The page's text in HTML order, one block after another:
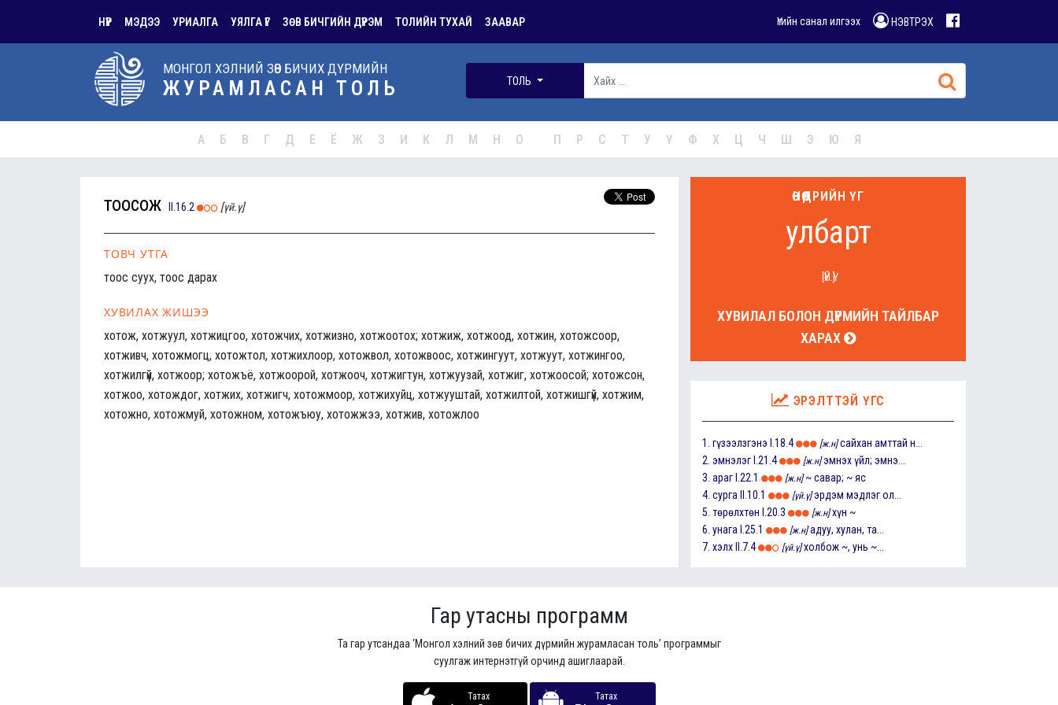
НҮҮР МЭДЭЭ УРИАЛГА УЯЛГА ҮГ ЗӨВ БИЧГИЙН ДҮРЭМ ТОЛИЙН ТУХАЙ ЗААВАР Үгийн санал илгээх НЭВТРЭХ
МОНГОЛ ХЭЛНИЙ ЗӨВ БИЧИХ ДҮРМИЙН
ЖУРАМЛАСАН ТОЛЬ ТОЛЬ
А Б В Г Д Е Ё Ж З И К Л М Н О П Р С Т У Ү Ф Х Ц Ч Ш Э Ю Я
тоосож II.16.2 [үй.ү]
ТОВЧ УТГА
тоос суух, тоос дарах
ХУВИЛАХ ЖИШЭЭ
хотож, хотжуул, хотжицгоо, хотожчих, хотжизно, хотжоотох; хотжиж, хотжоод, хотжин, хотожсоор,
хотживч, хотожмогц, хотожтол, хотжихлоор, хотожвол, хотожвоос, хотжингуут, хотжуут, хотжингоо,
хотжилгүй, хотжоор; хотожъё, хотжоорой, хотжооч, хотжигтун, хотжуузай, хотжиг, хотжоосой; хотожсон,
хотжоо, хотождог, хотжих, хотжигч, хотожмоор, хотжихуйц, хотжууштай, хотжилтой, хотжишгүй, хотжим,
хотожно, хотожмуй, хотожном, хотожъюу, хотожжээ, хотжив, хотожлоо
ӨНӨӨДРИЙН ҮГ
улбарт
[ҮЙ.Ү]
ХУВИЛАЛ БОЛОН ДҮРМИЙН ТАЙЛБАР
ХАРАХ
ЭРЭЛТТЭЙ ҮГС
1. гүзээлзгэнэ I.18.4 [ж.н] сайхан амттай н...
2. эмнэлэг I.21.4 [ж.н] эмнэх үйл; эмнэ...
3. араг I.22.1 [ж.н] ~ савар; ~ яс
4. сурга II.10.1 [үй.ү] эрдэм мэдлэг ол...
5. төрөлхтөн I.20.3 [ж.н] хүн ~
6. унага I.25.1 [ж.н] адуу, хулан, та...
7. хэлх II.7.4 [үй.ү] холбож ~, унь ~...
Гар утасны программ
Та гар утсандаа ‘Монгол хэлний зөв бичих дүрмийн журамласан толь’ программыг
суулгаж интернэтгүй орчинд ашиглаарай.
Татах Татах